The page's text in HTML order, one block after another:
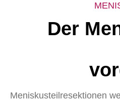
Der
Meniskusteilresektionen